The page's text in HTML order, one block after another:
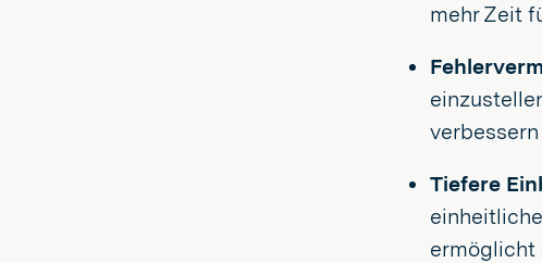
mehr Zeit
Tiefere
ermöglicht